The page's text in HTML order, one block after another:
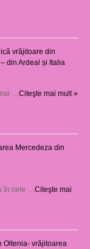
vrăjitoare din
din Ardeal și Italia
… Citeşte mai mult »
Mercedeza din
în cele … Citeşte mai
Oltenia- vrăjitoarea